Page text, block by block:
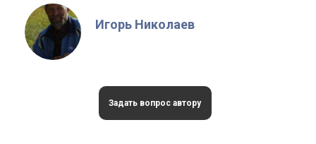
Игорь Николаев
Задать вопрос автору